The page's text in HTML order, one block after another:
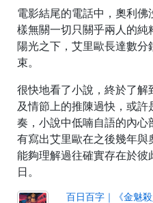
電影結尾的電話中，奧利
樣無關一切只關乎兩人的
陽光之下，艾里歐長達數
束。
很快地看了小說，終於了
及情節上的推陳過快，或
奏，小說中低喃自語的內
有寫出艾里歐在之後幾年
能夠理解過往確實存在於
日。
百日百字｜《金魅殺